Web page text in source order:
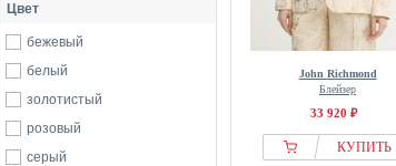
Цвет
бежевый
белый
золотистый
розовый
серый
John Richmond
Блейзер
33 920 ₽
КУПИТЬ